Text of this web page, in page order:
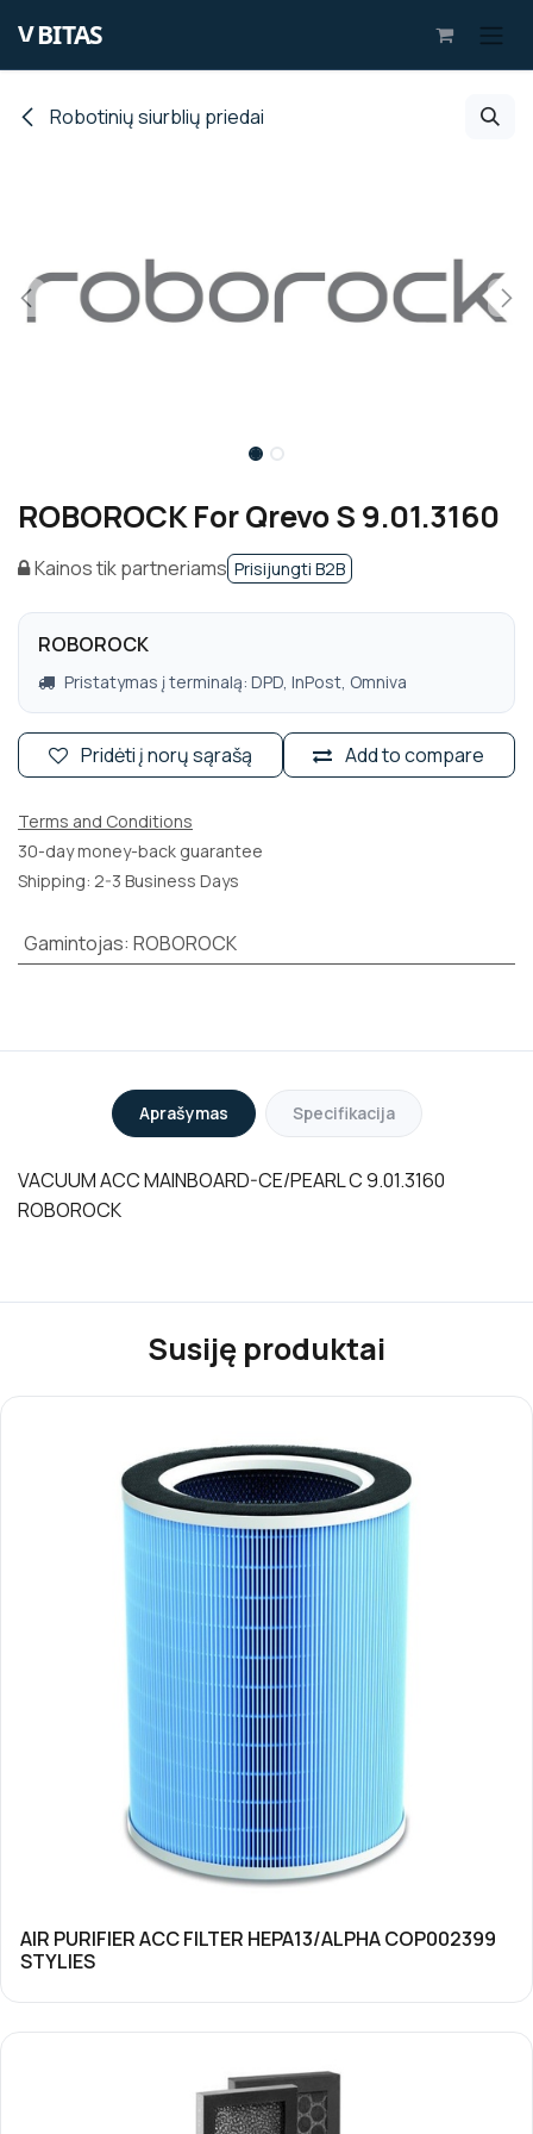
Robotinių siurblių priedai
ROBOROCK For Qrevo S 9.01.3160
Kainos tik partneriams Prisijungti B2B
ROBOROCK
Pristatymas į terminalą: DPD, InPost, Omniva
Add to compare
Pridėti į norų sąrašą
Terms and Conditions
30-day money-back guarantee
Shipping: 2-3 Business Days
Gamintojas: ROBOROCK
Aprašymas Specifikacija
VACUUM ACC MAINBOARD-CE/PEARL C 9.01.3160
ROBOROCK
Susiję produktai
AIR PURIFIER ACC FILTER HEPA13/ALPHA COP002399
STYLIES